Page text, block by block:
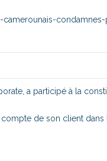
a participé à la
de son client